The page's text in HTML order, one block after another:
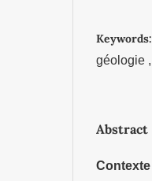
Keywords:
géologie
Abstract